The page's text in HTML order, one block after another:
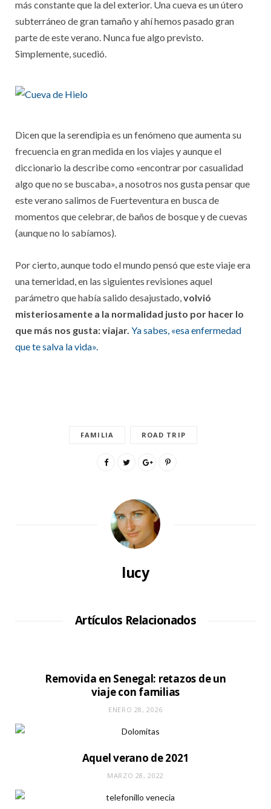
más constante que la del exterior. Una cueva es un útero
subterráneo de gran tamaño y ahí hemos pasado gran
parte de este verano. Nunca fue algo previsto.
Simplemente, sucedió.
Dicen que la serendipia es un fenómeno que aumenta su
frecuencia en gran medida en los viajes y aunque el
diccionario la describe como «encontrar por casualidad
algo que no se buscaba», a nosotros nos gusta pensar que
este verano salimos de Fuerteventura en busca de
momentos que celebrar, de baños de bosque y de cuevas
(aunque no lo sabíamos).
Por cierto, aunque todo el mundo pensó que este viaje era
una temeridad, en las siguientes revisiones aquel
parámetro que había salido desajustado,volvió
misteriosamente a la normalidad justo por hacer lo
que más nos gusta: viajar. Ya sabes, «esa enfermedad
que te salva la vida».
FAMILIA ROAD TRIP
lucy
Artículos Relacionados
Removida en Senegal: retazos de un
viaje con familias
ENERO 28, 2026
Aquel verano de 2021
MARZO 28, 2022